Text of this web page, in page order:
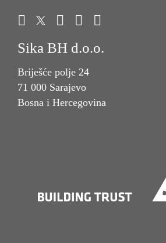
Sika BH d.o.o.
Briješće polje 24
71 000 Sarajevo
Bosna i Hercegovina